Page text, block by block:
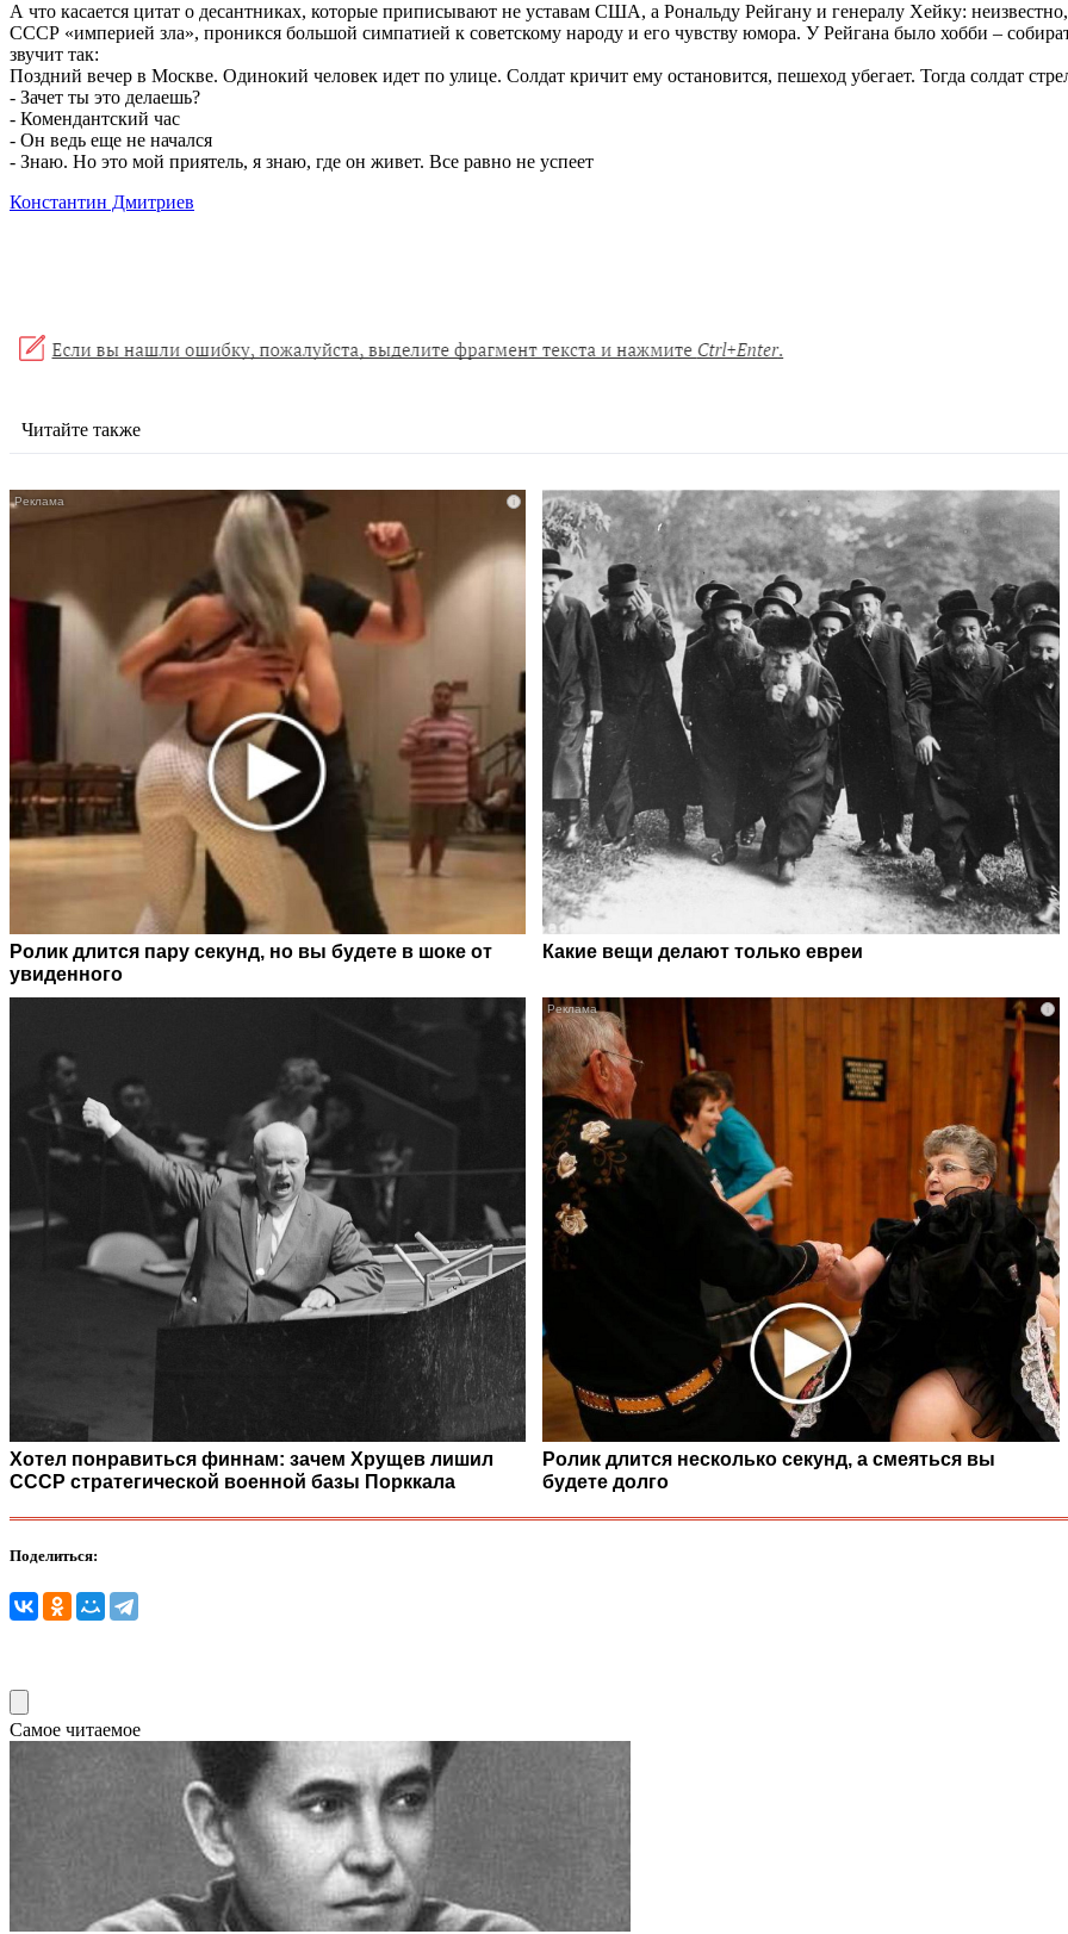
А что касается цитат о десантниках, которые приписывают не уставам США, а Рональду Рейгану и генералу Хейку:
СССР «империей зла», проникся большой симпатией к советскому народу и его чувству юмора. У Рейгана было хобби –
звучит так:
Поздний вечер в Москве. Одинокий человек идет по улице. Солдат кричит ему остановится, пешеход убегает. Тогда солдат
- Зачет ты это делаешь?
- Комендантский час
- Он ведь еще не начался
- Знаю. Но это мой приятель, я знаю, где он живет. Все равно не успеет
Константин Дмитриев
Читайте также
i
Ролик длится пару секунд, но вы будете в шоке от
увиденного
Какие вещи делают только евреи
Хотел понравиться финнам: зачем Хрущев лишил
СССР стратегической военной базы Порккала
i
Ролик длится несколько секунд, а смеяться вы
будете долго
Поделиться:
Самое читаемое